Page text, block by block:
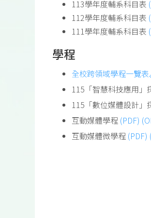
113學年度輔系科目表
112學年度輔系科目表
111學年度輔系科目表
學程
全校跨領域學程一覽表
115「智慧科技應用」
115「數位媒體設計」
互動媒體學程 (PDF)
互動媒體微學程 (PDF)